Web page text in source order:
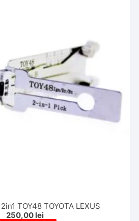
Decodor Lishi 2in1 TOY48 TOYOTA LEXUS
250,00 lei